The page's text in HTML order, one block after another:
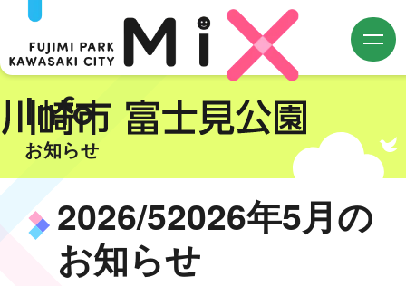
Info
お知らせ
2026/52026年5月の
お知らせ